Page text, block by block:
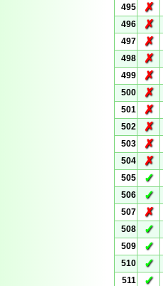
495
✗
496
✗
497
✗
498
✗
499
✗
500
✗
501
✗
502
✗
503
✗
504
✗
505
✓
506
✓
507
✗
508
✓
509
✓
510
✓
511
✓